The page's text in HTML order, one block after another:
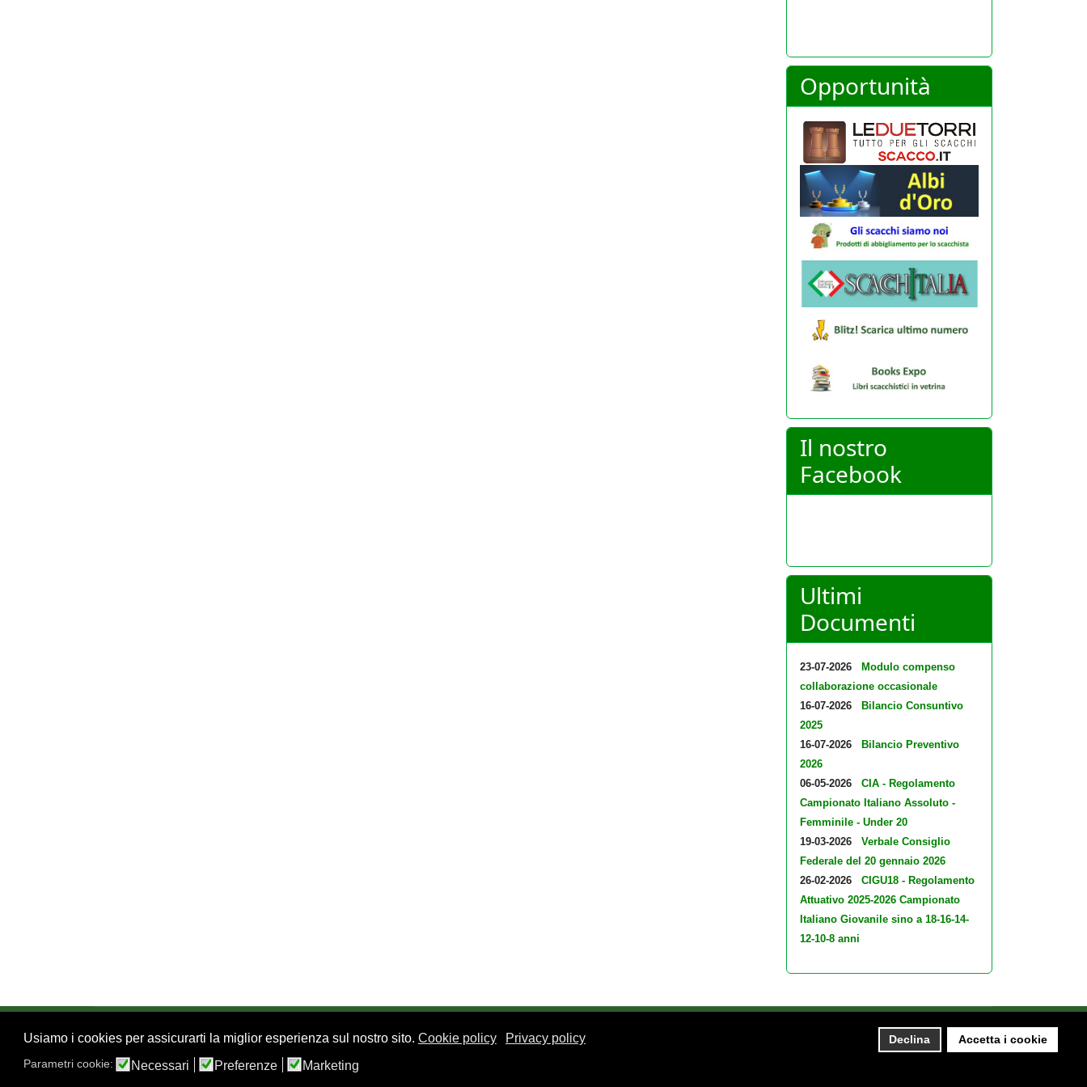
Usiamo i cookies per assicurarti la miglior esperienza sul nostro sito. Cookie policy Privacy policy Declina
Accetta i cookie
Parametri cookie:
Necessari Preferenze Marketing
Opportunità
Il nostro
Facebook
Ultimi
Documenti
23-07-2026
Modulo compenso
collaborazione occasionale
16-07-2026
Bilancio Consuntivo
2025
16-07-2026
Bilancio Preventivo
2026
06-05-2026
CIA - Regolamento
Campionato Italiano Assoluto -
Femminile - Under 20
19-03-2026
Verbale Consiglio
Federale del 20 gennaio 2026
26-02-2026
CIGU18 - Regolamento
Attuativo 2025-2026 Campionato
Italiano Giovanile sino a 18-16-14-
12-10-8 anni
© 2026 FSI - Federazione Scacchistica Italiana - V.le Regina Giovanna, 12 - 20129 Milano - CF. 80105170155 - P. Iva 10013490155 - Email fsi@federscacchi.it - Tel.
02.86464369 -
Privacy